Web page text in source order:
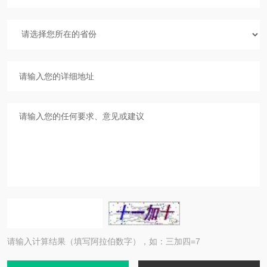
请输入计算结果（填写阿拉伯数字），如：三加四=7